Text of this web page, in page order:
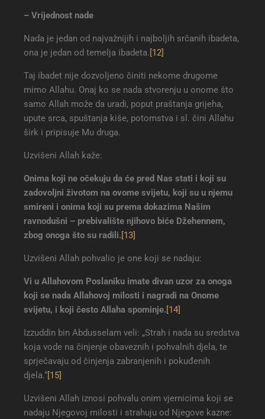
– Vrijednost nade
Nada je jedan od najvažnijih i najboljih srčanih ibadeta,
ona je jedan od temelja ibadeta.[12]
Taj ibadet nije dozvoljeno činiti nekome drugome
mimo Allahu. Onaj ko se nada stvorenju u onome što
samo Allah može da uradi, poput praštanja grijeha,
upute srca, spuštanja kiše, potomstva i sl. čini Allahu
širk i pripisuje Mu druga.
Uzvišeni Allah kaže:
Onima koji ne očekuju da će pred Nas stati i koji su
zadovoljni životom na ovome svijetu, koji su u njemu
smireni i onima koji su prema dokazima Našim
ravnodušni – prebivalište njihovo biće Džehennem,
zbog onoga što su radili.[13]
Uzvišeni Allah pohvalio je one koji se nadaju:
Vi u Allahovom Poslaniku imate divan uzor za onoga
koji se nada Allahovoj milosti i nagradi na Onome
svijetu, i koji često Allaha spominje.[14]
Izzuddin bin Abdusselam veli: „Strah i nada su sredstva
koja vode na činjenje obaveznih i pohvalnih djela, te
sprječavaju od činjenja zabranjenih i pokuđenih
djela.“[15]
Uzvišeni Allah iznosi pohvalu onim vjernicima koji se
nadaju Njegovoj milosti i strahuju od Njegove kazne: